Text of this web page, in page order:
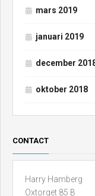
mars 2019
januari 2019
december
oktober 2018
CONTACT
Harry Hamberg
Oxtorget 85 B